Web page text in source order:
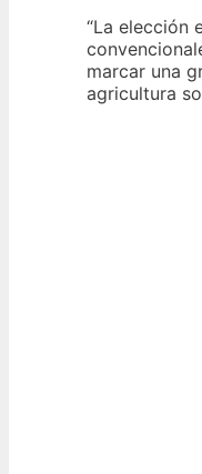
“La elección
marcar una
agricultura